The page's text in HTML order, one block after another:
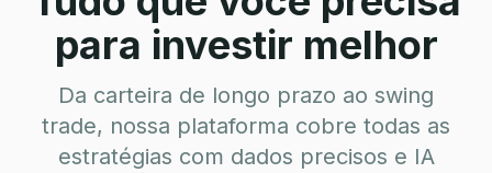
para investir melhor
Da carteira de longo prazo ao swing
trade, nossa plataforma cobre todas as
estratégias com dados precisos e IA